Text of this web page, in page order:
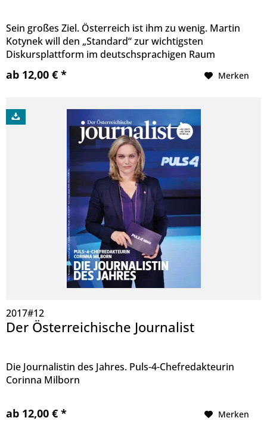
Sein großes Ziel. Österreich ist ihm zu wenig. Martin
Kotynek will den „Standard“ zur wichtigsten
Diskursplattform im deutschsprachigen Raum
ausbauen.
ab 12,00 € * Merken
2017#12
Der Österreichische Journalist
Die Journalistin des Jahres. Puls-4-Chefredakteurin
Corinna Milborn
ab 12,00 € * Merken